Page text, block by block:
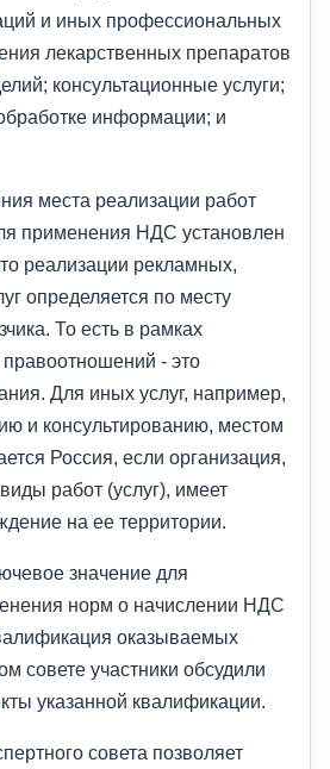
и иных профессиональных
лекарственных препаратов
консультационные услуги;
информации; и
места реализации работ
применения НДС установлен
реализации рекламных,
определяется по месту
То есть в рамках
- это
Для иных услуг, например,
и консультированию, местом
Россия, если организация,
работ (услуг), имеет
на ее территории.
значение для
норм о начислении НДС
оказываемых
совете участники обсудили
указанной квалификации.
совета позволяет